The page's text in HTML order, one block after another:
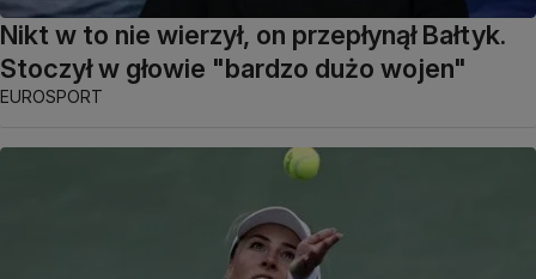
Nikt w to nie wierzył, on przepłynął Bałtyk.
Stoczył w głowie "bardzo dużo wojen"
EUROSPORT